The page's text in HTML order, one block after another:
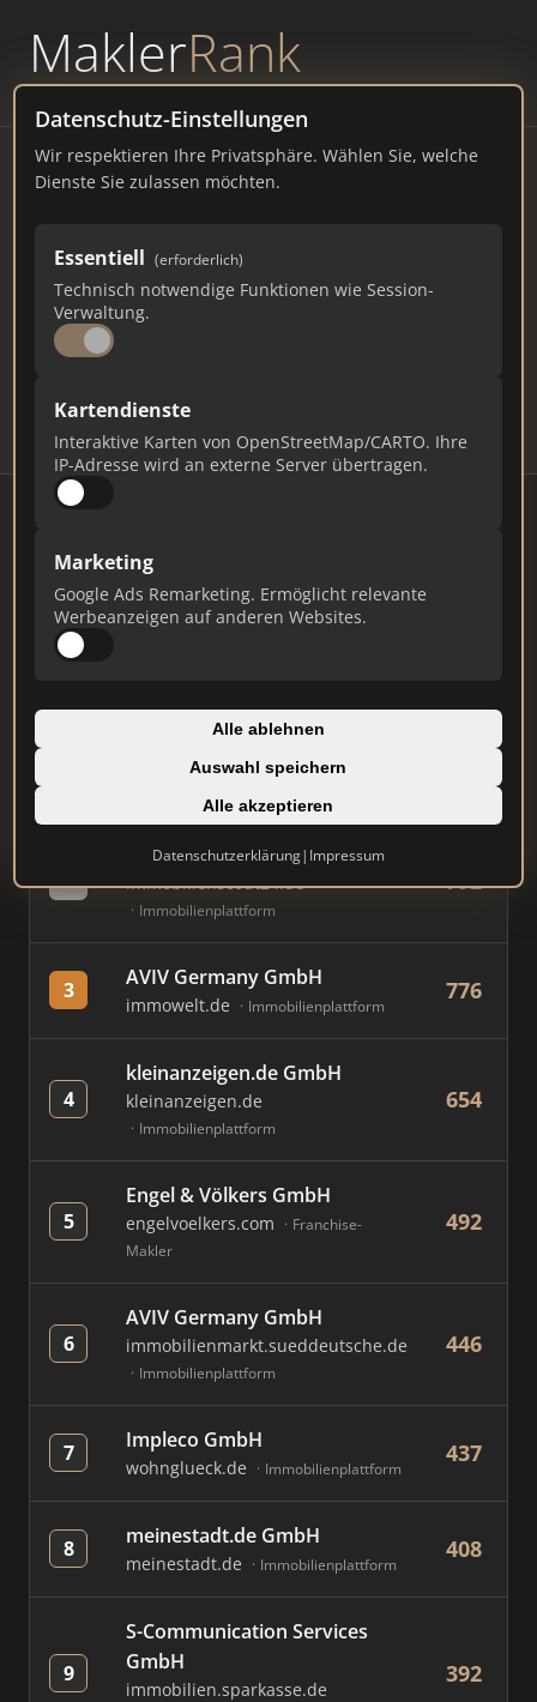
MaklerRank
powered byWAVEPOINT
Datenschutz-Einstellungen
Wir respektieren Ihre Privatsphäre. Wählen Sie, welche
Dienste Sie zulassen möchten.
Essentiell (erforderlich)
Technisch notwendige Funktionen wie Session-
Verwaltung.
Kartendienste
Interaktive Karten von OpenStreetMap/CARTO. Ihre
IP-Adresse wird an externe Server übertragen.
Marketing
Google Ads Remarketing. Ermöglicht relevante
Werbeanzeigen auf anderen Websites.
Alle ablehnen
Auswahl speichern
Alle akzeptieren
Datenschutzerklärung| Impressum
Immobilienmakler
Homburg – Ranking Juli
2026
SAARLAND42.040 EINWOHNER
75
Makler Makler-Keywords
Stand: Juli 2026
#
von Poll Immobilien Frankfurt
- Westend
2
Immobilien Scout GmbH
immobilienscout24.de
Immobilienplattform
792
3 AVIV Germany GmbH
immowelt.de Immobilienplattform
776
4
kleinanzeigen.de GmbH
kleinanzeigen.de
Immobilienplattform
654
5
Engel & Völkers GmbH
engelvoelkers.com
Franchise-
Makler
492
6
AVIV Germany GmbH
immobilienmarkt.sueddeutsche.de
Immobilienplattform
446
7 Impleco GmbH
wohnglueck.de Immobilienplattform
437
8 meinestadt.de GmbH
meinestadt.de Immobilienplattform
408
9
S-Communication Services
GmbH
immobilien.sparkasse.de
392